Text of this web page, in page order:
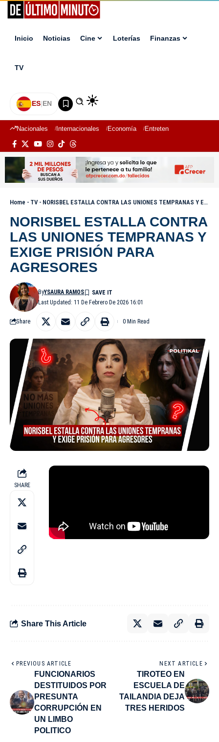
Inicio Noticias Cine Loterías Finanzas
TV
ES|EN
Nacionales Internacionales Economía Entretenimiento
Home - TV- NORISBEL ESTALLA CONTRA LAS UNIONES TEMPRANAS Y EXIGE PRISIÓN PARA AGRESORES
NORISBEL ESTALLA CONTRA
LAS UNIONES TEMPRANAS Y
EXIGE PRISIÓN PARA
AGRESORES
Last Updated: 11 De Febrero De 2026 16:01
ByYSAURA RAMOS
Share 0 Min Read
SHARE
Share This Article
PREVIOUS ARTICLE
FUNCIONARIOS
DESTITUIDOS POR
PRESUNTA
CORRUPCIÓN EN
UN LIMBO
POLITICO
NEXT ARTICLE
TIROTEO EN
ESCUELA DE
TAILANDIA DEJA
TRES HERIDOS